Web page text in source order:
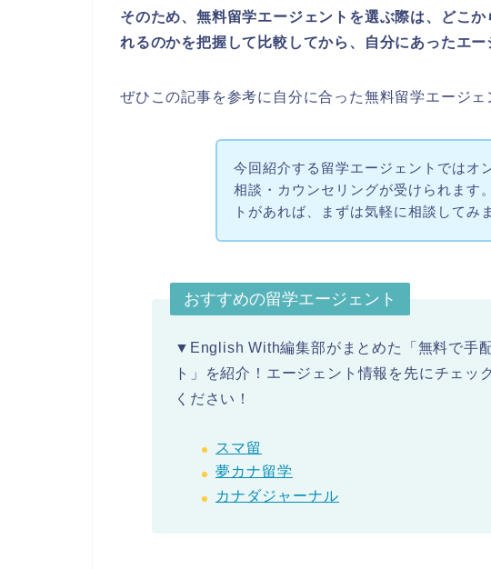
そのため、無料留学エージェントを選ぶ際は、どこ
れるのかを把握して比較してから、自分にあったエー
ぜひこの記事を参考に自分に合った無料留学エージェ
今回紹介する留学エージェントではオ
相談・カウンセリングが受けられます
トがあれば、まずは気軽に相談してみ
おすすめの留学エージェント
▼English With編集部がまとめた「無料で手
ト」を紹介！エージェント情報を先にチェッ
ください！
スマ留
夢カナ留学
カナダジャーナル